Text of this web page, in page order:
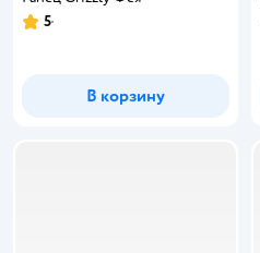
Рейтинг:
5
В корзину